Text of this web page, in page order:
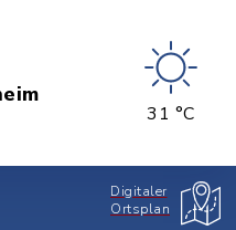
31 °C
Digitaler
Ortsplan